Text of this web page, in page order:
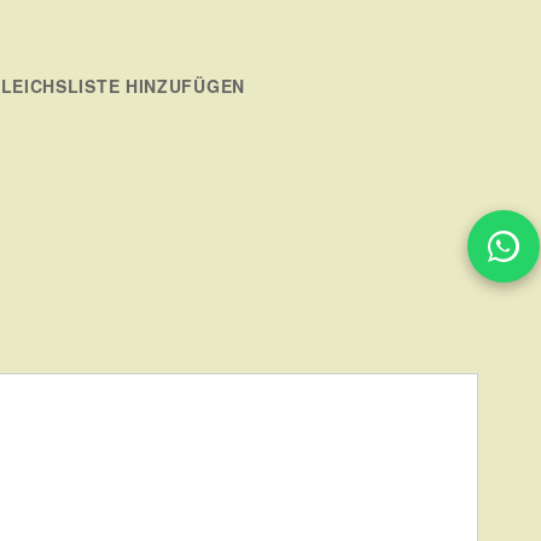
HINZUFÜGEN